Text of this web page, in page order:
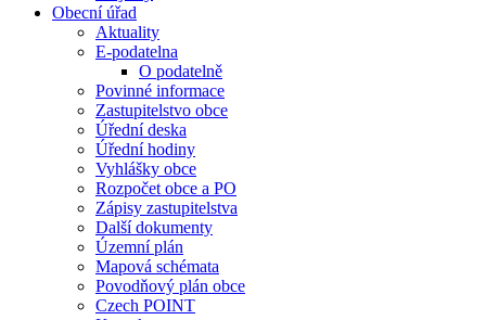
Obecní úřad
Aktuality
E-podatelna
O podatelně
Povinné informace
Zastupitelstvo obce
Úřední deska
Úřední hodiny
Vyhlášky obce
Rozpočet obce a PO
Zápisy zastupitelstva
Další dokumenty
Územní plán
Mapová schémata
Povodňový plán obce
Czech POINT